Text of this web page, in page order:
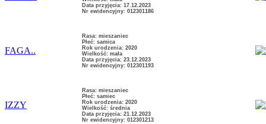
Data przyjęcia: 17.12.2023
Nr ewidencyjny: 012301186
FAGA..
Rasa: mieszaniec
Płeć: samica
Rok urodzenia: 2020
Wielkość: mała
Data przyjęcia: 23.12.2023
Nr ewidencyjny: 012301193
IZZY
Rasa: mieszaniec
Płeć: samiec
Rok urodzenia: 2020
Wielkość: średnia
Data przyjęcia: 21.12.2023
Nr ewidencyjny: 012301213